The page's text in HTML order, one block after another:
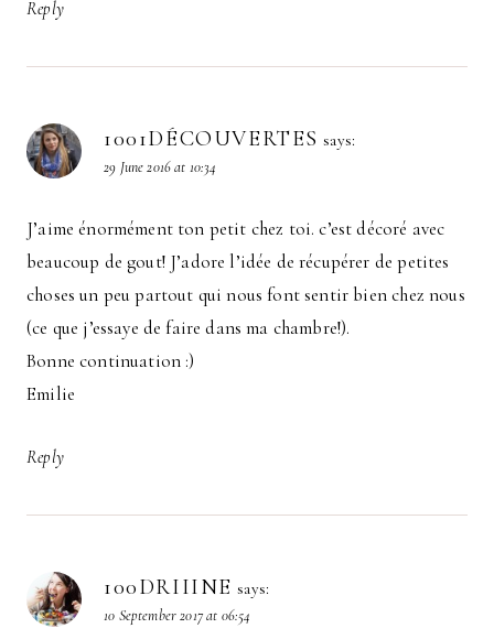
Reply
1001DÉCOUVERTES says:
29 June 2016 at 10:34
J’aime énormément ton petit chez toi. c’est décoré avec
beaucoup de gout! J’adore l’idée de récupérer de petites
choses un peu partout qui nous font sentir bien chez nous
(ce que j’essaye de faire dans ma chambre!).
Bonne continuation :)
Emilie
Reply
100DRIIINE says:
10 September 2017 at 06:54